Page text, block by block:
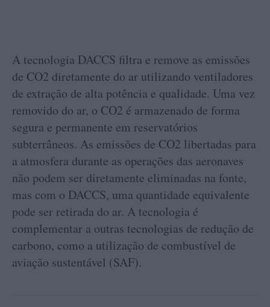
A tecnologia DACCS filtra e remove as emissões
de CO2 diretamente do ar utilizando ventiladores
de extração de alta potência e qualidade. Uma vez
removido do ar, o CO2 é armazenado de forma
segura e permanente em reservatórios
subterrâneos. As emissões de CO2 libertadas para
a atmosfera durante as operações das aeronaves
não podem ser diretamente eliminadas na fonte,
mas com o DACCS, uma quantidade equivalente
pode ser retirada do ar. A tecnologia é
complementar a outras tecnologias de redução de
carbono, como a utilização de combustível de
aviação sustentável (SAF).